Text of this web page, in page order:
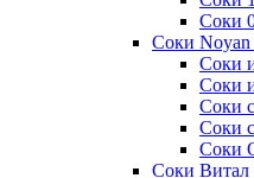
Соки
Соки Noyan
Соки
Соки
Соки
Соки
Соки
Соки Витал